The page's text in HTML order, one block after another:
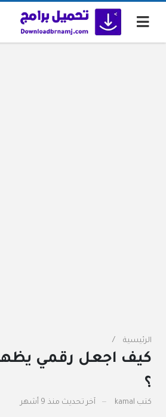
الرئيسية
كيف اجعل رقمي
؟
كتب kamal آخر تحديث منذ 9 أشهر